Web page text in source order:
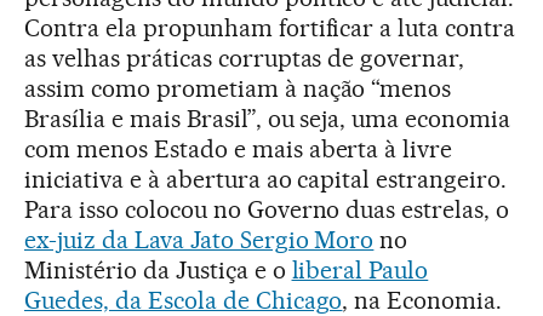
Contra ela propunham fortificar a luta contra
as velhas práticas corruptas de governar,
assim como prometiam à nação “menos
Brasília e mais Brasil”, ou seja, uma economia
com menos Estado e mais aberta à livre
iniciativa e à abertura ao capital estrangeiro.
Para isso colocou no Governo duas estrelas, o
ex-juiz da Lava Jato Sergio Moro no
Ministério da Justiça e o liberal Paulo
Guedes, da Escola de Chicago, na Economia.